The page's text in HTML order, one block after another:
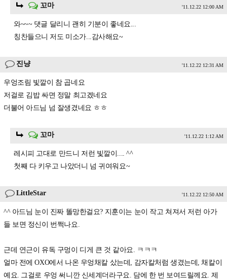
꼬마 '11.12.22 12:00 AM
와~~~ 댓글 달리니 괜히 기분이 좋네요...
칭찬들으니 저도 미소가...감사해요~
진냥 '11.12.22 12:31 AM
우엉조림 빛깔이 참 곱네요
저걸로 김밥 싸면 정말 최고겠네요
더불어 아드님 넘 잘생겼네요 ㅎㅎ
꼬마 '11.12.22 1:12 AM
레시피 고대로 만드니 저런 빛깔이.... ^^
첫째 다 키우고 나았더니 넘 귀여워요~
LittleStar '11.12.22 12:50 AM
^^ 아드님 눈이 진짜 똘망한걸요? 지훈이는 눈이 작고 쳐져서 저런 아가
들 보면 정신이 번쩍나요.
근데 연근이 유독 구멍이 디게 큰 것 같아요. ㅋㅋㅋ
얼마 전에 OXO에서 나온 우엉채칼 샀는데, 감자칼처럼 생겼는데, 채칼이
예요. 그걸로 우엉 써니깐 신세계더라구요. 담에 한 번 보여드릴께요. 제